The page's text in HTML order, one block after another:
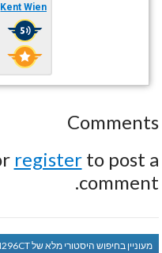
Kent Wien
Comments
registerto post a
comment.
מעוניין בחיפוש היסטורי מלא של N296CT מאז שנת 1998?